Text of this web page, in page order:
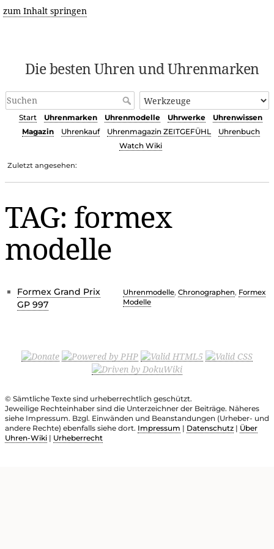
zum Inhalt springen
Die besten Uhren und Uhrenmarken
Start Uhrenmarken Uhrenmodelle Uhrwerke
Uhrenwissen
Magazin
Uhrenkauf Uhrenmagazin ZEITGEFÜHL
Uhrenbuch
Watch Wiki
Zuletzt angesehen:
TAG: formex
modelle
Formex Grand Prix
GP 997
Uhrenmodelle, Chronographen, Formex
Modelle
© Sämtliche Texte sind urheberrechtlich geschützt.
Jeweilige Rechteinhaber sind die Unterzeichner der Beiträge. Näheres
siehe Impressum. Bzgl. Einwänden und Beanstandungen (Urheber- und
andere Rechte) ebenfalls siehe dort. Impressum | Datenschutz | Über
Uhren-Wiki | Urheberrecht